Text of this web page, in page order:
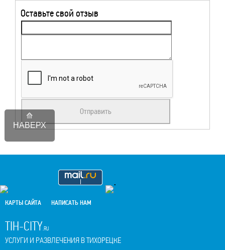
НАВЕРХ
Оставьте свой отзыв
.
КАРТЫ САЙТА НАПИСАТЬ НАМ
TIH-CITY.RU
УСЛУГИ И РАЗВЛЕЧЕНИЯ В ТИХОРЕЦКЕ